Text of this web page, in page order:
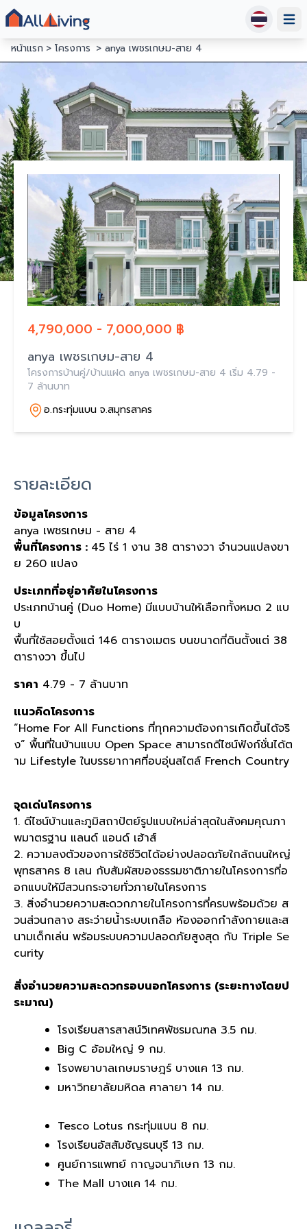
หน้าแรก
โครงการ anya เพชรเกษม-สาย 4
4,790,000 - 7,000,000 ฿
anya เพชรเกษม-สาย 4
โครงการบ้านคู่/บ้านแฝด anya เพชรเกษม-สาย 4 เริ่ม 4.79 -
7 ล้านบาท
อ.กระทุ่มแบน จ.สมุทรสาคร
รายละเอียด
ข้อมูลโครงการ
anya เพชรเกษม - สาย 4
พื้นที่โครงการ : 45 ไร่ 1 งาน 38 ตารางวา จำนวนแปลงขา
ย 260 แปลง
ประเภทที่อยู่อาศัยในโครงการ
ประเภทบ้านคู่ (Duo Home) มีแบบบ้านให้เลือกทั้งหมด 2 แบ
บ
พื้นที่ใช้สอยตั้งแต่ 146 ตารางเมตร บนขนาดที่ดินตั้งแต่ 38
ตารางวา ขึ้นไป
ราคา 4.79 - 7 ล้านบาท
แนวคิดโครงการ
“Home For All Functions ที่ทุกความต้องการเกิดขึ้นได้จริ
ง” พื้นที่ในบ้านแบบ Open Space สามารถดีไซน์ฟังก์ชั่นได้ต
าม Lifestyle ในบรรยากาศที่อบอุ่นสไตล์ French Country
จุดเด่นโครงการ
1. ดีไซน์บ้านและภูมิสถาปัตย์รูปแบบใหม่ล่าสุดในสังคมคุณภา
พมาตรฐาน แลนด์ แอนด์ เฮ้าส์
2. ความลงตัวของการใช้ชีวิตได้อย่างปลอดภัยใกล้ถนนใหญ่
พุทธสาคร 8 เลน กับสัมผัสของธรรมชาติภายในโครงการที่อ
อกแบบให้มีสวนกระจายทั่วภายในโครงการ
3. สิ่งอำนวยความสะดวกภายในโครงการที่ครบพร้อมด้วย ส
วนส่วนกลาง สระว่ายน้ำระบบเกลือ ห้องออกกำลังกายและส
นามเด็กเล่น พร้อมระบบความปลอดภัยสูงสุด กับ Triple Se
curity
สิ่งอำนวยความสะดวกรอบนอกโครงการ (ระยะทางโดยป
ระมาณ)
โรงเรียนสารสาสน์วิเทศพัชรมณฑล 3.5 กม.
Big C อ้อมใหญ่ 9 กม.
โรงพยาบาลเกษมราษฎร์ บางแค 13 กม.
มหาวิทยาลัยมหิดล ศาลายา 14 กม.
Tesco Lotus กระทุ่มแบน 8 กม.
โรงเรียนอัสสัมชัญธนบุรี 13 กม.
ศูนย์การแพทย์ กาญจนาภิเษก 13 กม.
The Mall บางแค 14 กม.